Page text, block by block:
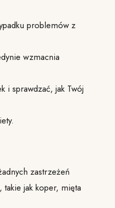
problemów z
wzmacnia
i sprawdzać, jak Twój
zastrzeżeń
takie jak koper, mięta